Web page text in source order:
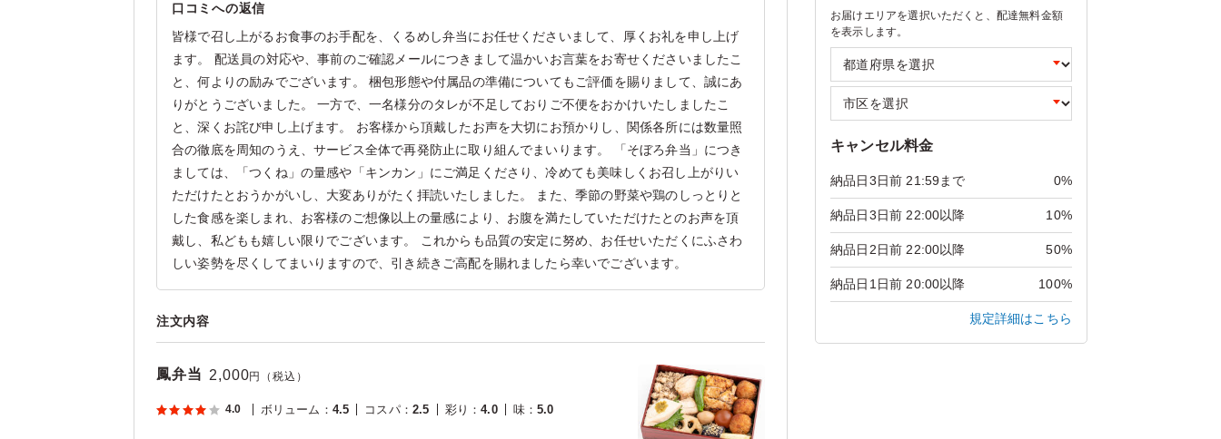
口コミへの返信
皆様で召し上がるお食事のお手配を、くるめし弁当にお任せくださいまして、厚くお礼を申し上げ
ます。 配送員の対応や、事前のご確認メールにつきまして温かいお言葉をお寄せくださいましたこ
と、何よりの励みでございます。 梱包形態や付属品の準備についてもご評価を賜りまして、誠にあ
りがとうございました。 一方で、一名様分のタレが不足しておりご不便をおかけいたしましたこ
と、深くお詫び申し上げます。 お客様から頂戴したお声を大切にお預かりし、関係各所には数量照
合の徹底を周知のうえ、サービス全体で再発防止に取り組んでまいります。 「そぼろ弁当」につき
ましては、「つくね」の量感や「キンカン」にご満足くださり、冷めても美味しくお召し上がりい
ただけたとおうかがいし、大変ありがたく拝読いたしました。 また、季節の野菜や鶏のしっとりと
した食感を楽しまれ、お客様のご想像以上の量感により、お腹を満たしていただけたとのお声を頂
戴し、私どもも嬉しい限りでございます。 これからも品質の安定に努め、お任せいただくにふさわ
しい姿勢を尽くしてまいりますので、引き続きご高配を賜れましたら幸いでございます。
注文内容
鳳弁当 2,000円（税込）
4.0 ボリューム ： 4.5 コスパ： 2.5 彩り ：4.0 味：5.0
お届けエリアを選択いただくと、配達無料金額
を表示します。
キャンセル料金
納品日3日前 21:59まで 0%
納品日3日前 22:00以降 10%
納品日2日前 22:00以降 50%
納品日1日前 20:00以降 100%
規定詳細はこちら